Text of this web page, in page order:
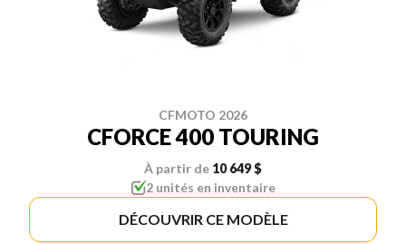
CFMOTO 2026
CFORCE 400 TOURING
À partir de 10 649 $
2 unités en inventaire
DÉCOUVRIR CE MODÈLE